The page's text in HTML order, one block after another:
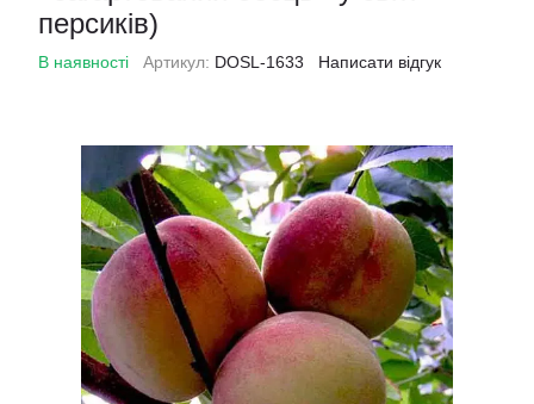
персиків)
В наявності Артикул: DOSL-1633 Написати відгук